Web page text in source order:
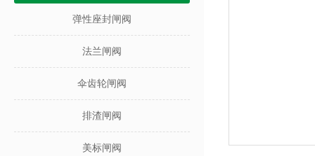
弹性座封闸阀
法兰闸阀
伞齿轮闸阀
排渣闸阀
美标闸阀